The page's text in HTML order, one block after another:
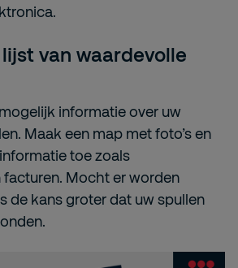
van waardevolle
informatie over uw
Maak een map met foto’s en
toe zoals
facturen. Mocht er worden
de kans groter dat uw spullen